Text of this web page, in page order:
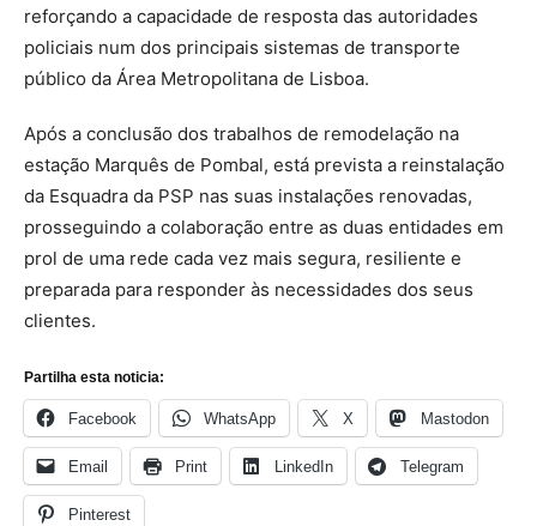
reforçando a capacidade de resposta das autoridades
policiais num dos principais sistemas de transporte
público da Área Metropolitana de Lisboa.
Após a conclusão dos trabalhos de remodelação na
estação Marquês de Pombal, está prevista a reinstalação
da Esquadra da PSP nas suas instalações renovadas,
prosseguindo a colaboração entre as duas entidades em
prol de uma rede cada vez mais segura, resiliente e
preparada para responder às necessidades dos seus
clientes.
Partilha esta noticia:
Facebook WhatsApp X Mastodon
Email Print LinkedIn Telegram
Pinterest